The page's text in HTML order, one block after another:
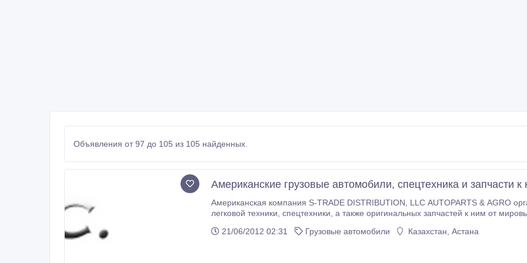
Объявления от 97 до 105 из 105 найденных.
Американские грузовые автомобили, спецтехника и запчасти к
Американская компания S-TRADE DISTRIBUTION, LLC AUTOPARTS & AGRO организовывает поставки различной грузовой и
легковой техники, спецтехники, а также оригинальных запчастей к ним от мировых производителей CATERPILLAR, HITACHI,
GROVE, TEREX и др.
21/06/2012 02:31 Грузовые автомобили Казахстан, Астана